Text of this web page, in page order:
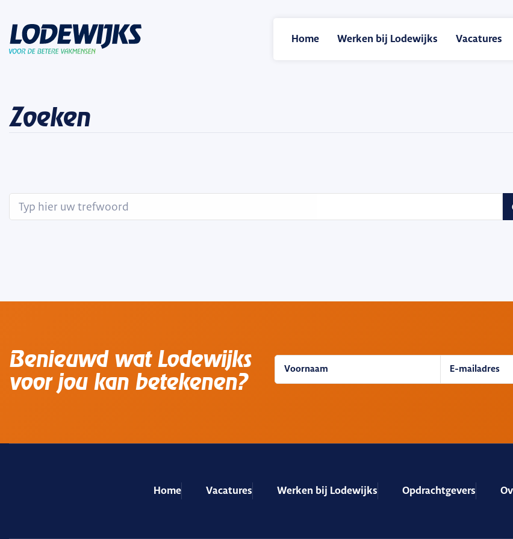
Home Werken bij Lodewijks Vacatures
Zoeken
Benieuwd wat Lodewijks
voor jou kan betekenen?
Home Vacatures Werken bij Lodewijks Opdrachtgevers